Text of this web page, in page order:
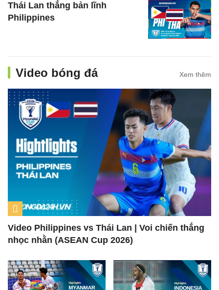
Thái Lan thắng bản lĩnh
Philippines
Video bóng đá Xem thêm
Video Philippines vs Thái Lan | Voi chiến thắng
nhọc nhằn (ASEAN Cup 2026)